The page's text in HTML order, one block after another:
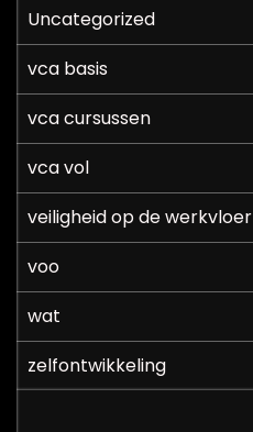
Uncategorized
vca basis
vca cursussen
vca vol
veiligheid op de werkvloer
voo
wat
zelfontwikkeling